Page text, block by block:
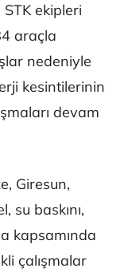
ekipleri
araçla
nedeniyle
kesintilerinin
devam
Giresun,
su baskını,
kapsamında
çalışmalar